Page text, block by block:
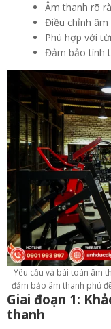
Âm thanh rõ
Điều chỉnh
Phù hợp với
Đảm bảo tính
Yêu cầu và bài toán âm
đảm bảo âm thanh phủ
Giai đoạn 1:
thanh